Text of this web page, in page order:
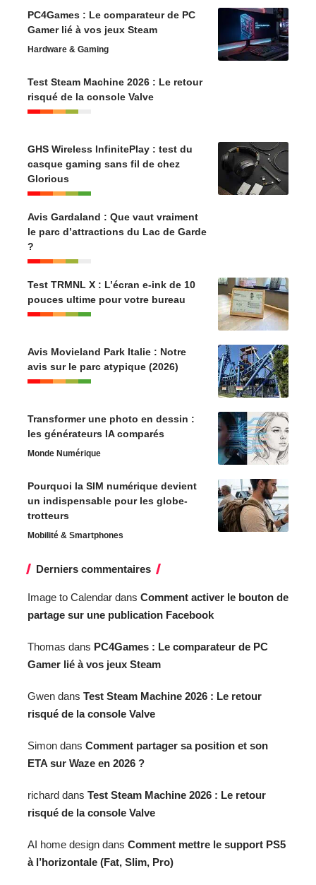
PC4Games : Le comparateur de PC
Gamer lié à vos jeux Steam
Hardware & Gaming
Test Steam Machine 2026 : Le retour
risqué de la console Valve
GHS Wireless InfinitePlay : test du
casque gaming sans fil de chez
Glorious
Avis Gardaland : Que vaut vraiment
le parc d’attractions du Lac de Garde
?
Test TRMNL X : L’écran e-ink de 10
pouces ultime pour votre bureau
Avis Movieland Park Italie : Notre
avis sur le parc atypique (2026)
Transformer une photo en dessin :
les générateurs IA comparés
Monde Numérique
Pourquoi la SIM numérique devient
un indispensable pour les globe-
trotteurs
Mobilité & Smartphones
Derniers commentaires
Image to Calendar dans Comment activer le bouton de
partage sur une publication Facebook
Thomas dans PC4Games : Le comparateur de PC
Gamer lié à vos jeux Steam
Gwen dans Test Steam Machine 2026 : Le retour
risqué de la console Valve
Simon dans Comment partager sa position et son
ETA sur Waze en 2026 ?
richard dans Test Steam Machine 2026 : Le retour
risqué de la console Valve
AI home design dans Comment mettre le support PS5
à l’horizontale (Fat, Slim, Pro)